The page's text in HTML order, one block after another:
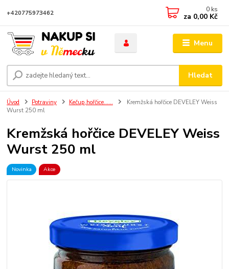
Menu
Hledat
+420775973462 0 ks
za 0,00 Kč
Úvod Potraviny Kečup,hořčice......
Kremžská hořčice DEVELEY Weiss
Wurst 250 ml
Kremžská hořčice DEVELEY Weiss
Wurst 250 ml
Novinka Akce